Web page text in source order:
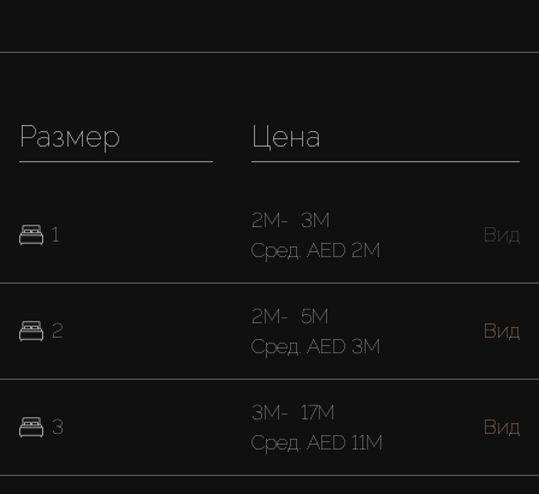
Размер
1
2
3
Цена
2M- 3M
Cред. AED 2M
Вид
2M- 5M
Cред. AED 3M
Вид
3M- 17M
Cред. AED 11M
Вид